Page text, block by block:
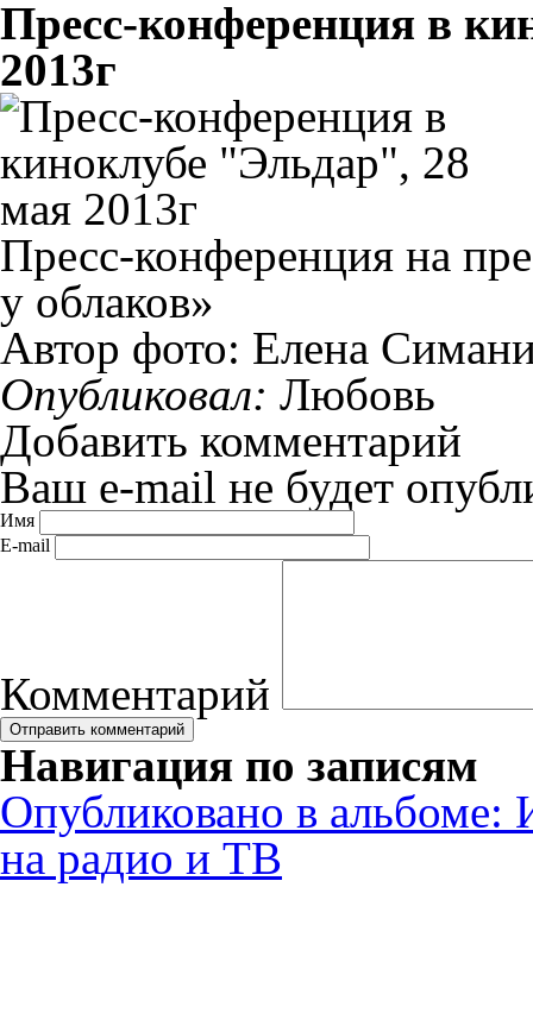
Пресс-конференция в
2013г
Пресс-конференция на
у облаков»
Автор фото: Елена
Опубликовал: Любовь
Добавить комментарий
Ваш e-mail не будет
Имя
E-mail
Комментарий
Навигация по записям
Опубликовано в альбоме:
на радио и ТВ